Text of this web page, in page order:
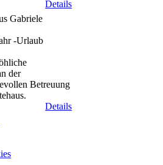
Details
Gabriele
-Urlaub
der
Betreuung
Details